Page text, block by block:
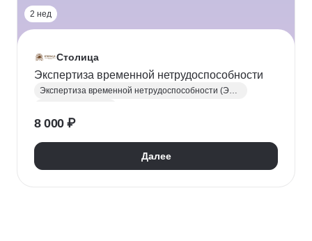
2 нед
Столица
Экспертиза временной нетрудоспособности
Экспертиза временной нетрудоспособности (ЭВН)
8 000 ₽
Далее